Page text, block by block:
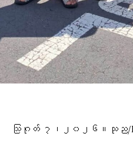
သြဂုတ် ၇၊၂၀၂၆။သုည/